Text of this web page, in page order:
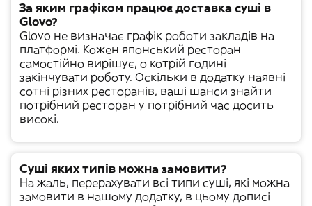
За яким графіком працює доставка суші в
Glovo?
Glovo не визначає графік роботи закладів на
платформі. Кожен японський ресторан
самостійно вирішує, о котрій годині
закінчувати роботу. Оскільки в додатку наявні
сотні різних ресторанів, ваші шанси знайти
потрібний ресторан у потрібний час досить
високі.
Суші яких типів можна замовити?
На жаль, перерахувати всі типи суші, які можна
замовити в нашому додатку, в цьому дописі